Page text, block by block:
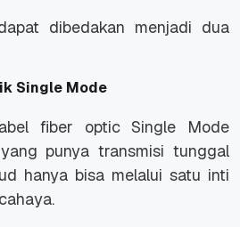
dibedakan menjadi dua
Single Mode
fiber optic Single Mode
punya transmisi tunggal
hanya bisa melalui satu inti